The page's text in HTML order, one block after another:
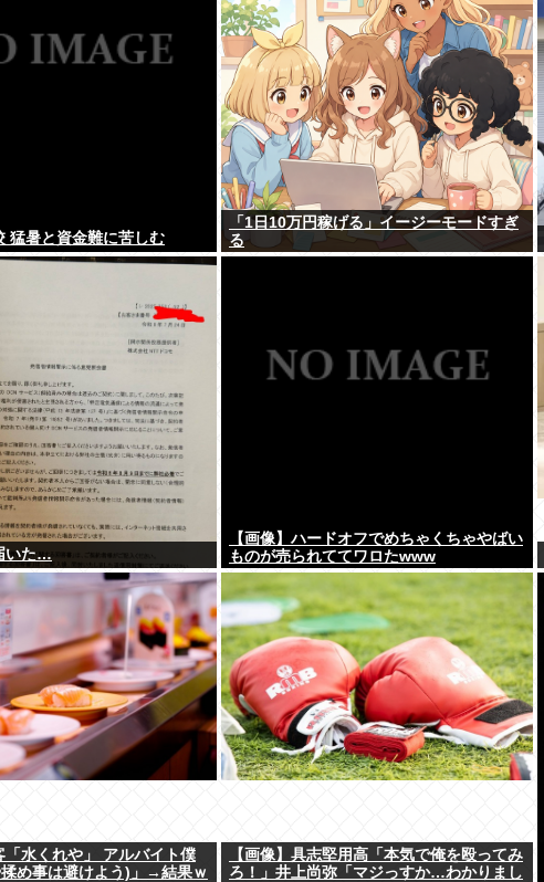
猛暑と資金難に苦しむ
「1日10万円稼げる」イージーモードすぎ
る
いた…
【画像】ハードオフでめちゃくちゃやばい
ものが売られててワロたwww
「水くれや」 アルバイト僕
揉め事は避けよう)」→結果ｗ
【画像】具志堅用高「本気で俺を殴ってみ
ろ！」井上尚弥「マジっすか…わかりまし